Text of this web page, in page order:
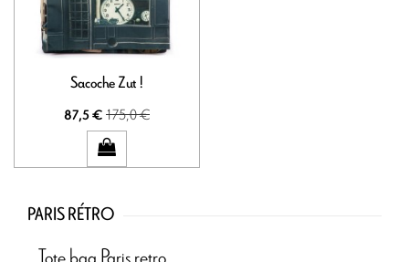
Sacoche Zut !
87,5 €175,0 €
PARIS RÉTRO